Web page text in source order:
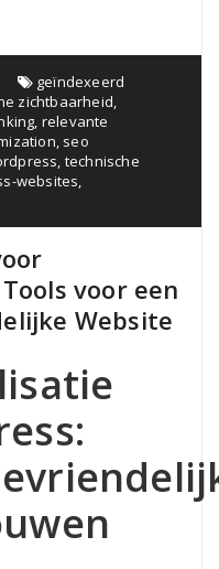
geïndexeerd
zichtbaarheid,
, relevante
, seo
, technische
websites,
voor een
Website